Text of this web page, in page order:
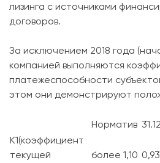
лизинга с источниками
договоров.
За исключением 2018 года
компанией выполняются
платежеспособности
этом они демонстрируют
Норматив
K1(коэффициент
текущей
более 1,10 0,93